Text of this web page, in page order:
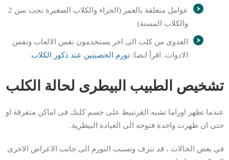
عوامل متعلقة بالعمر (الجراء والكلاب الصغيرة تحت سن 2
والكلاب المسنة)
العدوى من كلب الى اخر يستخدمون نفس الالعاب ونفس
الادوات. اقرأ ايضا: تورم الخصيتين عند ذكور الكلاب
تشخيص الطبيب البيطرى لحالة الكلب
عندما تظهر اوراما تشبه القرنبيط على جسم كلبك فى اماكن متفرقة او
حتى ان ظهرت واحدة فتوجه الى العيادة البيطرية.
في بعض الحالات ، قد تنزف وتسبب التورم الى جانب الاعراض الاخرى